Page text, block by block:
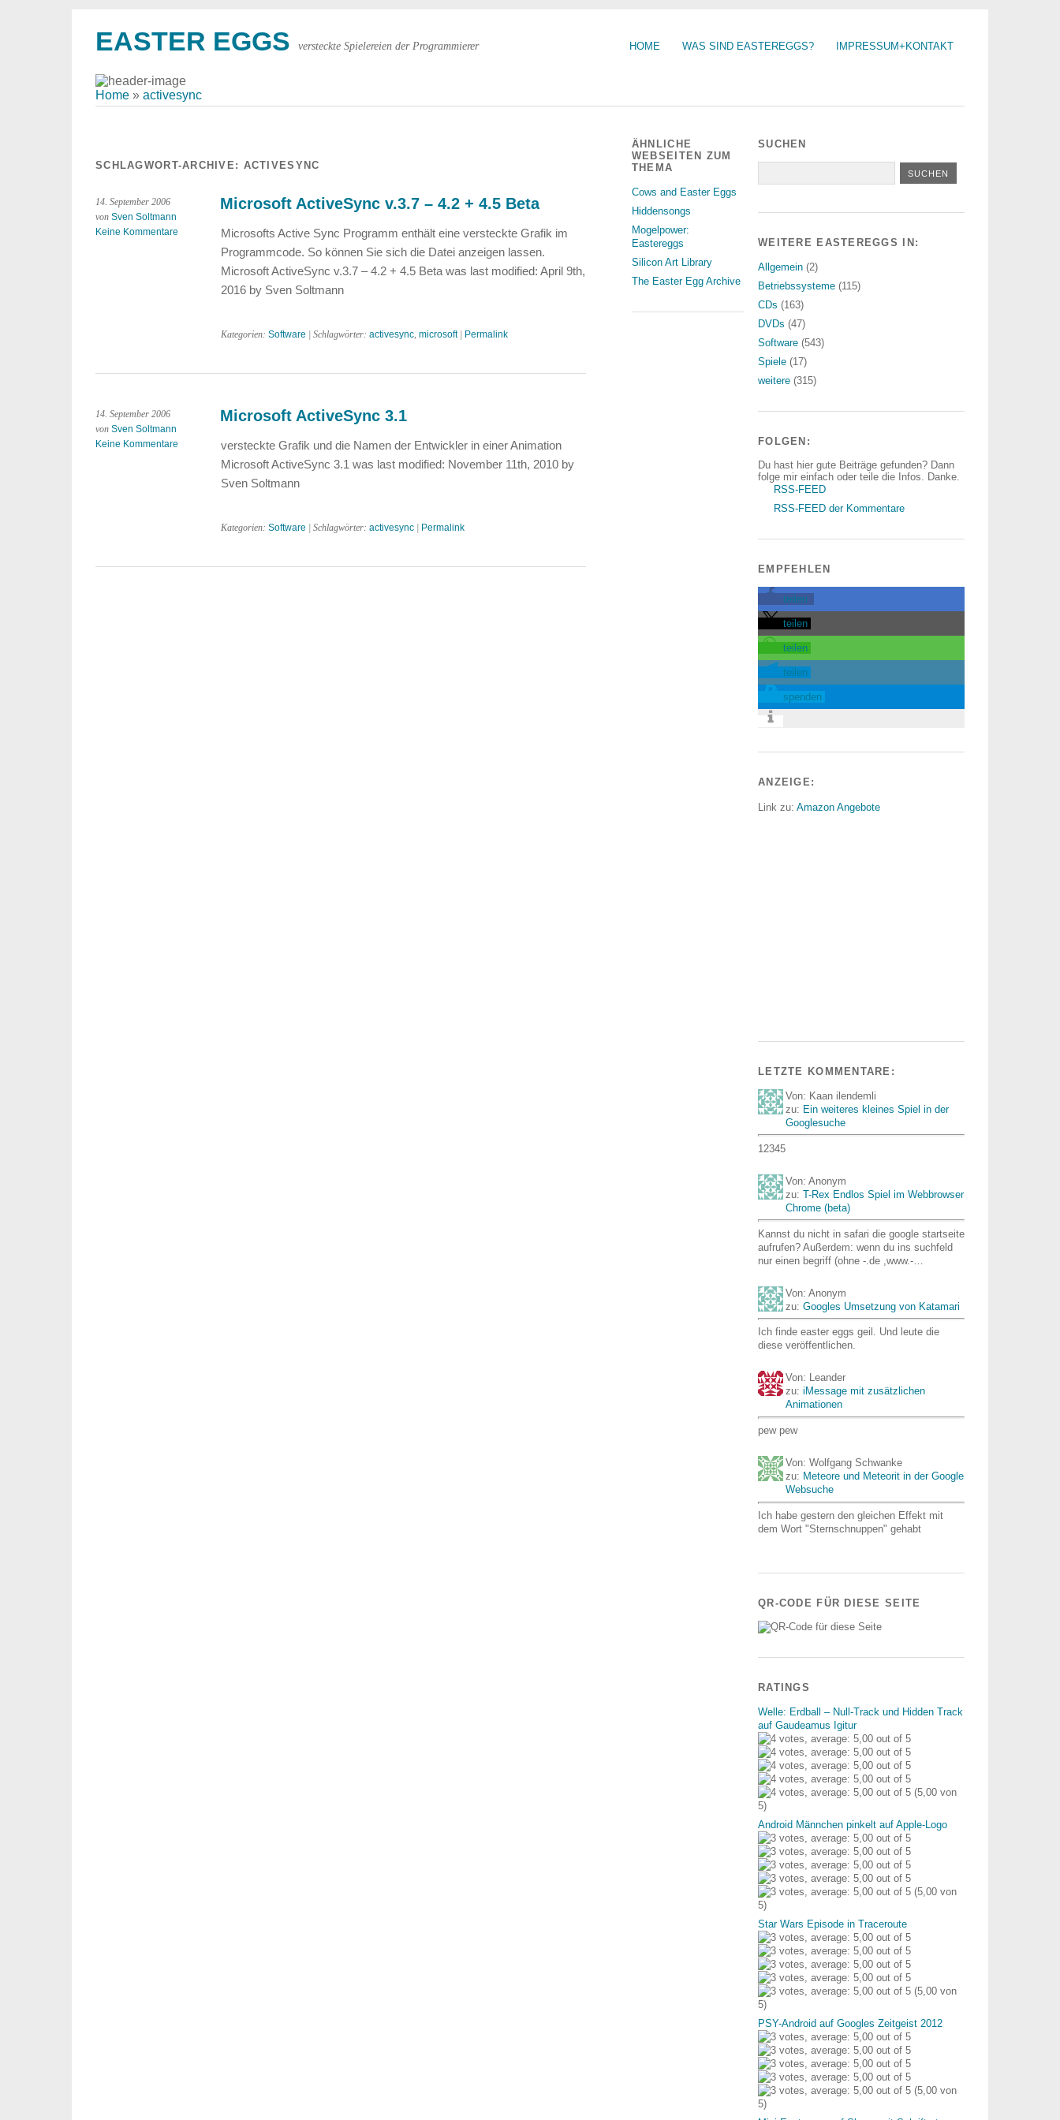
HOME WAS SIND EASTEREGGS? IMPRESSUM+KONTAKT
EASTER EGGS versteckte Spielereien der Programmierer
Home » activesync
SCHLAGWORT-ARCHIVE: ACTIVESYNC
14. September 2006
von Sven Soltmann
Keine Kommentare
Microsoft ActiveSync v.3.7 – 4.2 + 4.5 Beta
Microsofts Active Sync Programm enthält eine versteckte Grafik im
Programmcode. So können Sie sich die Datei anzeigen lassen.
Microsoft ActiveSync v.3.7 – 4.2 + 4.5 Beta was last modified: April 9th,
2016 by Sven Soltmann
Kategorien: Software | Schlagwörter: activesync, microsoft| Permalink
14. September 2006
von Sven Soltmann
Keine Kommentare
Microsoft ActiveSync 3.1
versteckte Grafik und die Namen der Entwickler in einer Animation
Microsoft ActiveSync 3.1 was last modified: November 11th, 2010 by
Sven Soltmann
Kategorien: Software | Schlagwörter: activesync| Permalink
ÄHNLICHE
WEBSEITEN ZUM
THEMA
Cows and Easter Eggs
Hiddensongs
Mogelpower:
Eastereggs
Silicon Art Library
The Easter Egg Archive
SUCHEN
WEITERE EASTEREGGS IN:
Allgemein (2)
Betriebssysteme (115)
CDs (163)
DVDs (47)
Software (543)
Spiele (17)
weitere (315)
FOLGEN:
Du hast hier gute Beiträge gefunden? Dann
folge mir einfach oder teile die Infos. Danke.
RSS-FEED
RSS-FEED der Kommentare
EMPFEHLEN
teilen
teilen
teilen
teilen
spenden
ANZEIGE:
Link zu: Amazon Angebote
LETZTE KOMMENTARE:
Von: Kaan ilendemli
zu: Ein weiteres kleines Spiel in der
Googlesuche
12345
Von: Anonym
zu: T-Rex Endlos Spiel im Webbrowser
Chrome (beta)
Kannst du nicht in safari die google startseite
aufrufen? Außerdem: wenn du ins suchfeld
nur einen begriff (ohne -.de ,www.-…
Von: Anonym
zu: Googles Umsetzung von Katamari
Ich finde easter eggs geil. Und leute die
diese veröffentlichen.
Von: Leander
zu: iMessage mit zusätzlichen
Animationen
pew pew
Von: Wolfgang Schwanke
zu: Meteore und Meteorit in der Google
Websuche
Ich habe gestern den gleichen Effekt mit
dem Wort "Sternschnuppen" gehabt
QR-CODE FÜR DIESE SEITE
RATINGS
Welle: Erdball – Null-Track und Hidden Track
auf Gaudeamus Igitur
(5,00 von
5)
Android Männchen pinkelt auf Apple-Logo
(5,00 von
5)
Star Wars Episode in Traceroute
(5,00 von
5)
PSY-Android auf Googles Zeitgeist 2012
(5,00 von
5)